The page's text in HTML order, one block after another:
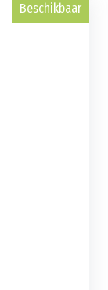
Beschikbaar